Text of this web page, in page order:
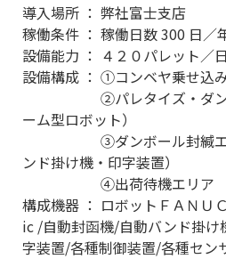
導入場所 ： 弊社富士支店
稼働条件 ： 稼働日数 300 日／
設備能力 ： ４２０パレット／日
設備構成 ： ①コンベヤ乗せ込
②パレタイズ・ダンボ
ーム型ロボット）
③ダンボール封緘エリ
ンド掛け機・印字装置）
④出荷待機エリア
構成機器 ： ロボットＦＡＮＵ
ic /自動封函機/自動バンド掛
字装置/各種制御装置/各種セン